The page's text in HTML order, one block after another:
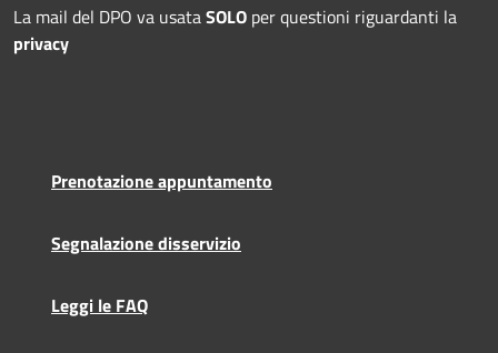
La mail del DPO va usataSOLO per questioni riguardanti la
privacy
Prenotazione appuntamento
Segnalazione disservizio
Leggi le FAQ